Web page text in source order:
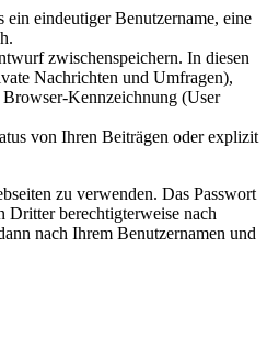
eindeutiger Benutzername, eine
zwischenspeichern. In diesen
Nachrichten und Umfragen),
Kennzeichnung (User
von Ihren Beiträgen oder explizit
zu verwenden. Das Passwort
Dritter berechtigterweise nach
nach Ihrem Benutzernamen und